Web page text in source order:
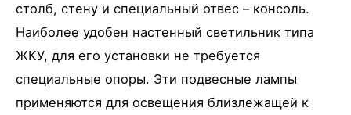
столб, стену и специальный отвес – консоль.
Наиболее удобен настенный светильник типа
ЖКУ, для его установки не требуется
специальные опоры. Эти подвесные лампы
применяются для освещения близлежащей к